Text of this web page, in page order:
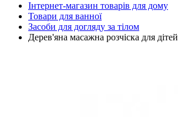
Інтернет-магазин товарів для дому
Товари для ванної
Засоби для догляду за тілом
Дерев'яна масажна розчіска для дітей